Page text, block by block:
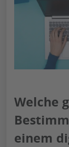
Welche
einem